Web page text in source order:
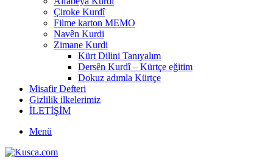
Çiroke Kurdî
Filme karton MEMO
Navên Kurdi
Zimane Kurdi
Kürt Dilini Tanıyalım
Dersên Kurdî – Kürtçe eğitim
Dokuz adımla Kürtçe
Misafir Defteri
Gizlilik ilkelerimiz
İLETİŞİM
Menü